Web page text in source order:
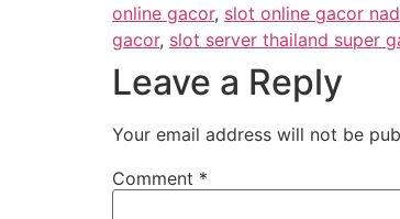
online gacor, slot online gacor
gacor, slot server thailand super
Leave a Reply
Your email address will not be
Comment *